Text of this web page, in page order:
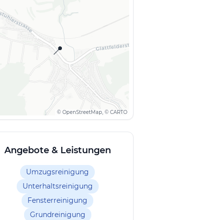
📍
© OpenStreetMap, © CARTO
Angebote & Leistungen
Umzugsreinigung
Unterhaltsreinigung
Fensterreinigung
Grundreinigung